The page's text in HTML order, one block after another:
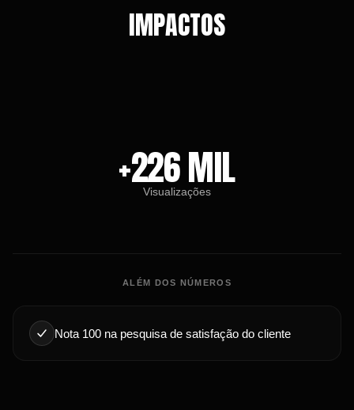
IMPACTOS
+226 MIL
Visualizações
ALÉM DOS NÚMEROS
Nota 100 na pesquisa de satisfação do cliente